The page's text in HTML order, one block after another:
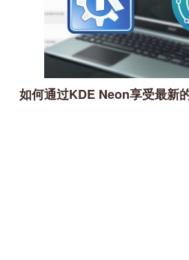
如何通过KDE Neon享受最新